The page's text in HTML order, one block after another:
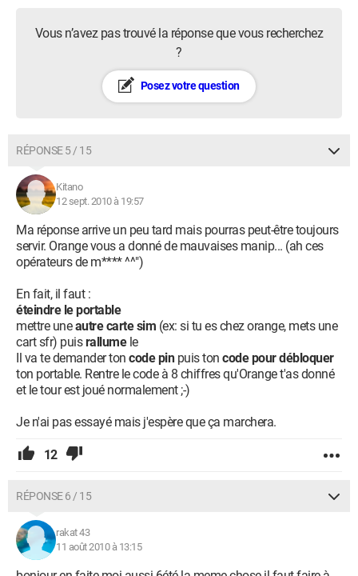
Vous n’avez pas trouvé la réponse que vous recherchez
?
Posez votre question
RÉPONSE 5 / 15
Kitano
12 sept. 2010 à 19:57
Ma réponse arrive un peu tard mais pourras peut-être toujours
servir. Orange vous a donné de mauvaises manip... (ah ces
opérateurs de m**** ^^")
En fait, il faut :
éteindre le portable
mettre uneautre carte sim (ex: si tu es chez orange, mets une
cart sfr) puisrallumele
Il va te demander ton code pinpuis ton code pour débloquer
ton portable. Rentre le code à 8 chiffres qu'Orange t'as donné
et le tour est joué normalement ;-)
Je n'ai pas essayé mais j'espère que ça marchera.
12
RÉPONSE 6 / 15
rakat 43
11 août 2010 à 13:15